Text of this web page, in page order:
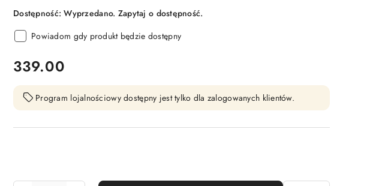
Dostępność:Wyprzedano. Zapytaj o dostępność.
Powiadom gdy produkt będzie dostępny
cena:
339.00
Program lojalnościowy dostępny jest tylko dla zalogowanych klientów.